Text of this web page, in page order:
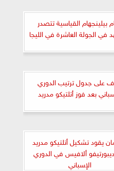
بيلينجهام القياسية تتصدر
في الجولة العاشرة في الليجا
على جدول ترتيب الدوري
بعد فوز أتلتيكو مدريد
يقود تشكيل أتلتيكو مدريد
ألافيس في الدوري
الإسباني